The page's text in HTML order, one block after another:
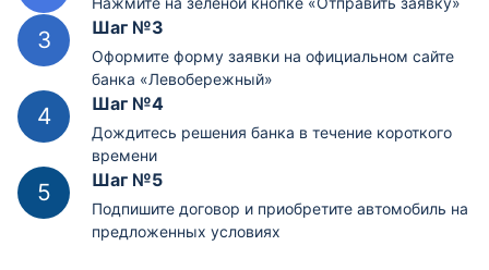
Шаг №3
Оформите форму заявки на официальном сайте
банка «Левобережный»
Шаг №4
Дождитесь решения банка в течение короткого
времени
Шаг №5
Подпишите договор и приобретите автомобиль на
предложенных условиях